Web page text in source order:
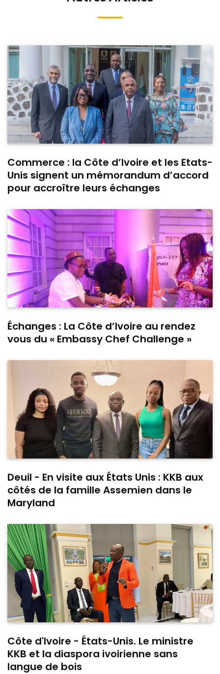
Commerce : la Côte d’Ivoire et les Etats-
Unis signent un mémorandum d’accord
pour accroître leurs échanges
Échanges : La Côte d’Ivoire au rendez
vous du « Embassy Chef Challenge »
Deuil - En visite aux États Unis : KKB aux
côtés de la famille Assemien dans le
Maryland
Côte d'Ivoire - États-Unis. Le ministre
KKB et la diaspora ivoirienne sans
langue de bois